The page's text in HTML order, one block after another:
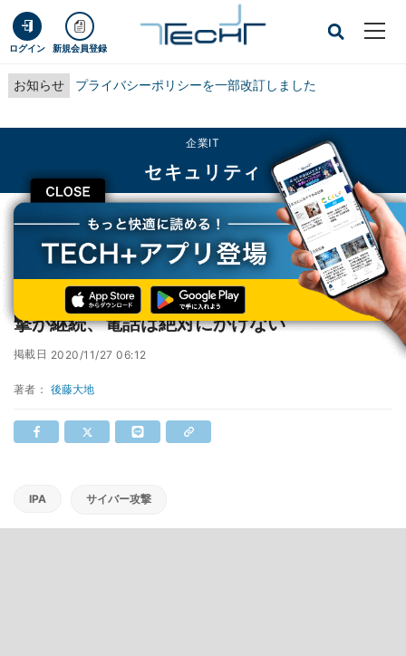
ログイン 新規会員登録
お知らせ プライバシーポリシーを一部改訂しました
CLOSE
企業IT
セキュリティ
TECH+ 企業IT
セキュリティ
マイクロソフトなどサポート偽るサイバー攻撃が継続、電話は絶対にかけない
マイクロソフトなどサポート偽るサイバー攻
撃が継続、電話は絶対にかけない
掲載日 2020/11/27 06:12
著者： 後藤大地
IPA サイバー攻撃